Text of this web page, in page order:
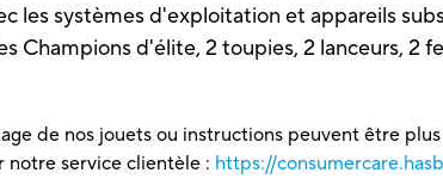
les systèmes d'exploitation et appareils
Champions d'élite, 2 toupies, 2 lanceurs, 2
de nos jouets ou instructions peuvent être
notre service clientèle : https://